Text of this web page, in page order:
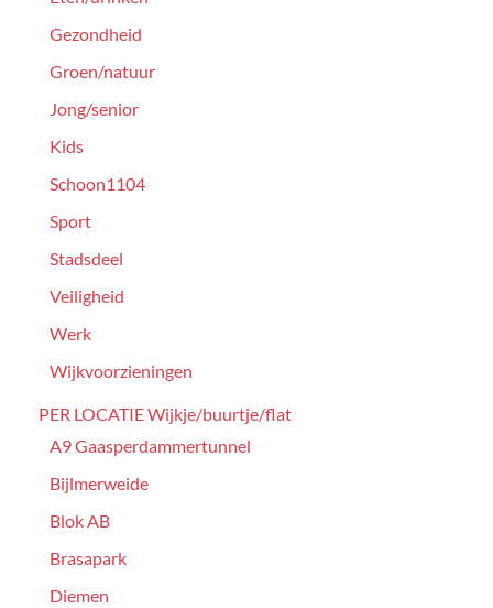
Gezondheid
Groen/natuur
Jong/senior
Kids
Schoon1104
Sport
Stadsdeel
Veiligheid
Werk
Wijkvoorzieningen
PER LOCATIE Wijkje/buurtje/flat
A9 Gaasperdammertunnel
Bijlmerweide
Blok AB
Brasapark
Diemen